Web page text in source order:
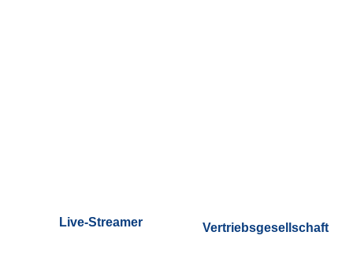
Live-Streamer Vertriebsgesellschaft